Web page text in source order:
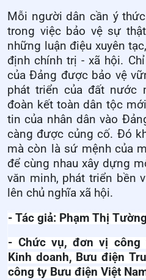
Mỗi người dân cần ý
trong việc bảo vệ sự
những luận điệu xuyên
định chính trị - xã hội.
của Đảng được bảo vệ
phát triển của đất nước
đoàn kết toàn dân tộc
tin của nhân dân vào
càng được củng cố. Đó
mà còn là sứ mệnh của
để cùng nhau xây dựng
văn minh, phát triển bền
lên chủ nghĩa xã hội.
- Tác giả: Phạm Thị
- Chức vụ, đơn vị công
Kinh doanh, Bưu điện
công ty Bưu điện Việt